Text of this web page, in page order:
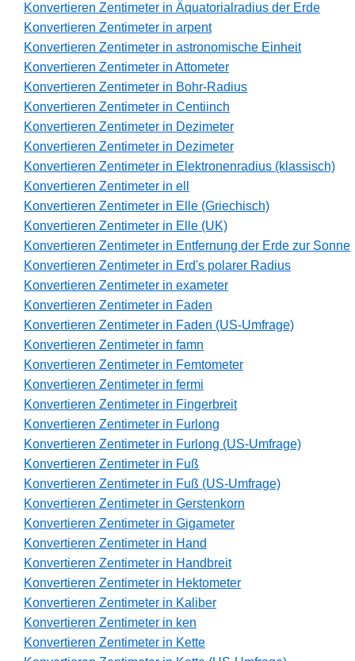
Konvertieren Zentimeter in Äquatorialradius der Erde
Konvertieren Zentimeter in arpent
Konvertieren Zentimeter in astronomische Einheit
Konvertieren Zentimeter in Attometer
Konvertieren Zentimeter in Bohr-Radius
Konvertieren Zentimeter in Centiinch
Konvertieren Zentimeter in Dezimeter
Konvertieren Zentimeter in Dezimeter
Konvertieren Zentimeter in Elektronenradius (klassisch)
Konvertieren Zentimeter in ell
Konvertieren Zentimeter in Elle (Griechisch)
Konvertieren Zentimeter in Elle (UK)
Konvertieren Zentimeter in Entfernung der Erde zur Sonne
Konvertieren Zentimeter in Erd's polarer Radius
Konvertieren Zentimeter in exameter
Konvertieren Zentimeter in Faden
Konvertieren Zentimeter in Faden (US-Umfrage)
Konvertieren Zentimeter in famn
Konvertieren Zentimeter in Femtometer
Konvertieren Zentimeter in fermi
Konvertieren Zentimeter in Fingerbreit
Konvertieren Zentimeter in Furlong
Konvertieren Zentimeter in Furlong (US-Umfrage)
Konvertieren Zentimeter in Fuß
Konvertieren Zentimeter in Fuß (US-Umfrage)
Konvertieren Zentimeter in Gerstenkorn
Konvertieren Zentimeter in Gigameter
Konvertieren Zentimeter in Hand
Konvertieren Zentimeter in Handbreit
Konvertieren Zentimeter in Hektometer
Konvertieren Zentimeter in Kaliber
Konvertieren Zentimeter in ken
Konvertieren Zentimeter in Kette